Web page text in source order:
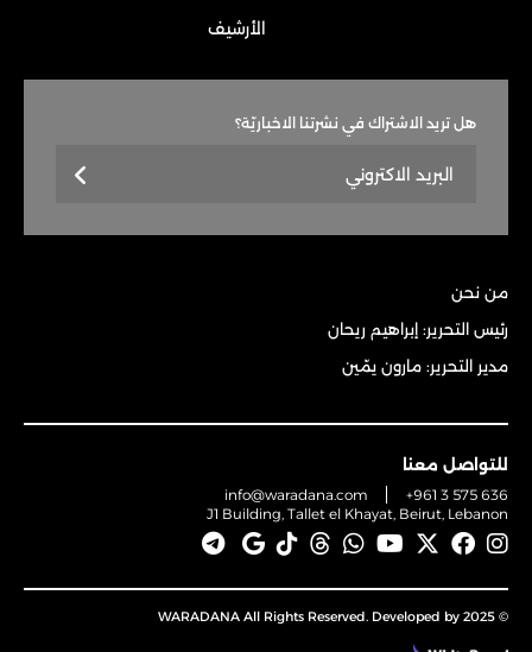
الأرشيف
هل تريد الاشتراك في نشرتنا الاخباريّة؟
من نحن
رئيس التحرير: إبراهيم ريحان
مدير التحرير: مارون يمّين
للتواصل معنا
info@waradana.com
+961 3 575 636
J1 Building, Tallet el Khayat, Beirut, Lebanon
© 2025 WARADANA All Rights Reserved. Developed by